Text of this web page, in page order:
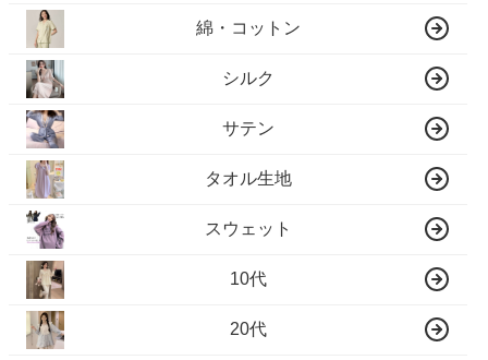
綿・コットン
シルク
サテン
タオル生地
スウェット
10代
20代